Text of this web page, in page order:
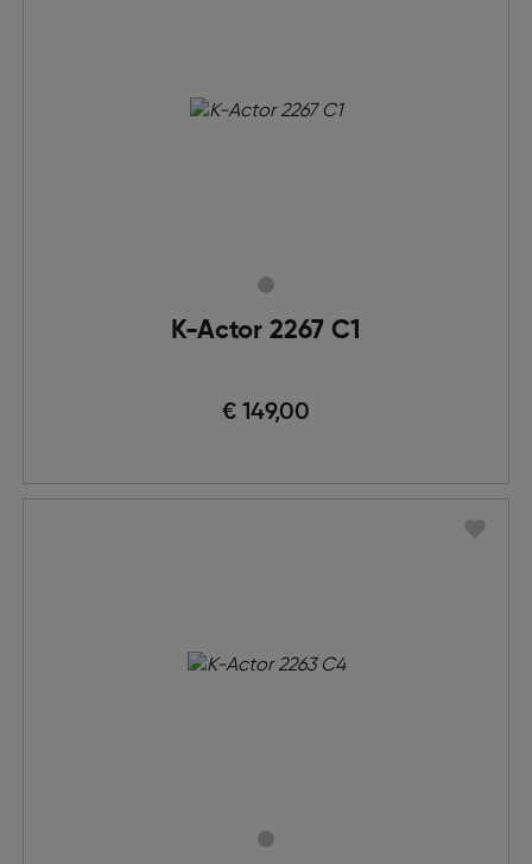
K-Actor 2267 C1
€ 149,00